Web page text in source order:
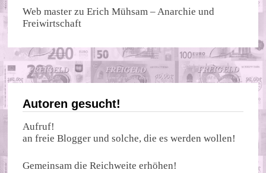
Web master zuErich Mühsam – Anarchie und
Freiwirtschaft
Autoren gesucht!
Aufruf!
an freie Blogger und solche, die es werden wollen!
Gemeinsam die Reichweite erhöhen!